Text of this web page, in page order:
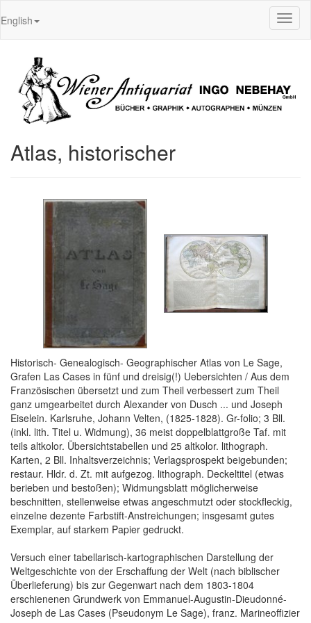
English
Atlas, historischer
Historisch- Genealogisch- Geographischer Atlas von Le Sage,
Grafen Las Cases in fünf und dreisig(!) Uebersichten / Aus dem
Französischen übersetzt und zum Theil verbessert zum Theil
ganz umgearbeitet durch Alexander von Dusch ... und Joseph
Eiselein. Karlsruhe, Johann Velten, (1825-1828). Gr-folio; 3 Bll.
(inkl. lith. Titel u. Widmung), 36 meist doppelblattgroße Taf. mit
teils altkolor. Übersichtstabellen und 25 altkolor. lithograph.
Karten, 2 Bll. Inhaltsverzeichnis; Verlagsprospekt beigebunden;
restaur. Hldr. d. Zt. mit aufgezog. lithograph. Deckeltitel (etwas
berieben und bestoßen); Widmungsblatt möglicherweise
beschnitten, stellenweise etwas angeschmutzt oder stockfleckig,
einzelne dezente Farbstift-Anstreichungen; insgesamt gutes
Exemplar, auf starkem Papier gedruckt.
Versuch einer tabellarisch-kartographischen Darstellung der
Weltgeschichte von der Erschaffung der Welt (nach biblischer
Überlieferung) bis zur Gegenwart nach dem 1803-1804
erschienenen Grundwerk von Emmanuel-Augustin-Dieudonné-
Joseph de Las Cases (Pseudonym Le Sage), franz. Marineoffizier